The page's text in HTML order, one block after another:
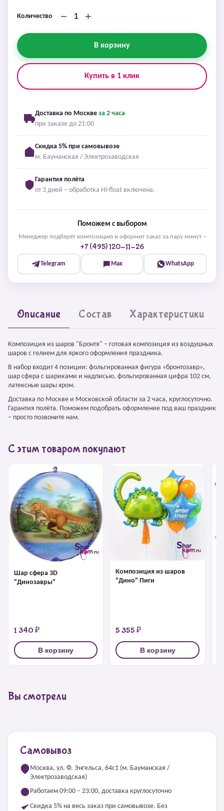
Количество − +
В корзину
Купить в 1 клик
Доставка по Москве за 2 часа
при заказе до 21:00
Скидка 5% при самовывозе
м. Бауманская / Электрозаводская
Гарантия полёта
от 3 дней – обработка Hi-float включена.
Поможем с выбором
Менеджер подберёт композицию и оформит заказ за пару минут –
+7 (495) 120-11-26
Telegram Max WhatsApp
Описание Состав Характеристики
Композиция из шаров "Бронтя" – готовая композиция из воздушных
шаров с гелием для яркого оформления праздника.
В набор входит 4 позиции: фольгированная фигура «бронтозавр»,
шар сфера с шариками и надписью, фольгированная цифра 102 см,
латексные шары хром.
Доставка по Москве и Московской области за 2 часа, круглосуточно.
Гарантия полёта. Поможем подобрать оформление под ваш праздник
– просто позвоните нам.
С этим товаром покупают
Шар сфера 3D
"Динозавры"
1 340 ₽
В корзину
Композиция из шаров
"Дино" Пиги
5 355 ₽
В корзину
Вы смотрели
Самовывоз
Москва, ул. Ф. Энгельса, 64с1 (м. Бауманская /
Электрозаводская)
Работаем 09:00 – 23:00, доставка круглосуточно
Скидка 5% на весь заказ при самовывозе. Без